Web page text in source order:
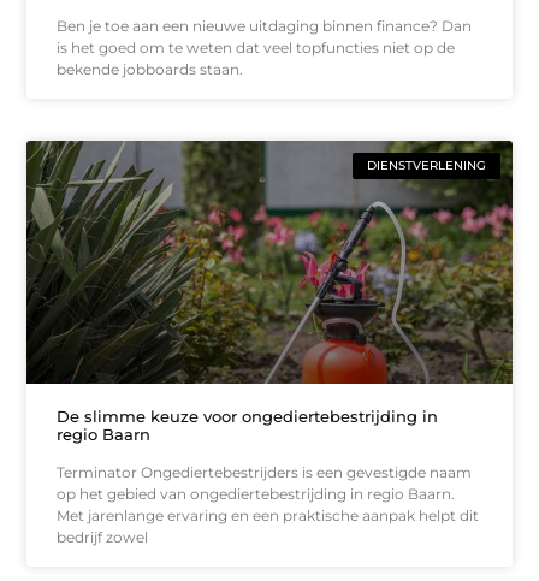
Ben je toe aan een nieuwe uitdaging binnen finance? Dan
is het goed om te weten dat veel topfuncties niet op de
bekende jobboards staan.
DIENSTVERLENING
De slimme keuze voor ongediertebestrijding in
regio Baarn
Terminator Ongediertebestrijders is een gevestigde naam
op het gebied van ongediertebestrijding in regio Baarn.
Met jarenlange ervaring en een praktische aanpak helpt dit
bedrijf zowel